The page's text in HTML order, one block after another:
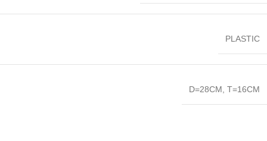
PLASTIC
D=28CM T=16CM